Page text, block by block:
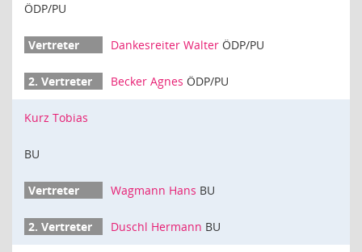
ÖDP/PU
Dankesreiter Walter ÖDP/PU
Becker Agnes ÖDP/PU
Kurz Tobias
BU
Wagmann Hans BU
Duschl Hermann BU